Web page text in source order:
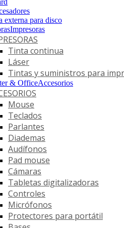
externa para disco
Impresoras
Tinta continua
Láser
Tintas y suministros para
Accesorios
Mouse
Teclados
Parlantes
Diademas
Audífonos
Pad mouse
Cámaras
Tabletas digitalizadoras
Controles
Micrófonos
Protectores para portátil